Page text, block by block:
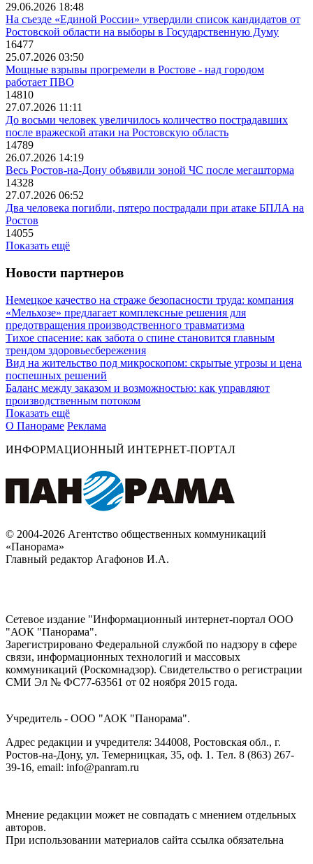
29.06.2026 18:48
На съезде «Единой России» утвердили список кандидатов от
Ростовской области на выборы в Государственную Думу
16477
25.07.2026 03:50
Мощные взрывы прогремели в Ростове - над городом
работает ПВО
14810
27.07.2026 11:11
До восьми человек увеличилось количество пострадавших
после вражеской атаки на Ростовскую область
14789
26.07.2026 14:19
Весь Ростов-на-Дону объявили зоной ЧС после мегашторма
14328
27.07.2026 06:52
Два человека погибли, пятеро пострадали при атаке БПЛА на
Ростов
14055
Показать ещё
Новости партнеров
Немецкое качество на страже безопасности труда: компания
«Мельхозе» предлагает комплексные решения для
предотвращения производственного травматизма
Тихое спасение: как забота о спине становится главным
трендом здоровьесбережения
Вид на жительство под микроскопом: скрытые угрозы и цена
поспешных решений
Баланс между заказом и возможностью: как управляют
производственным потоком
Показать ещё
О Панораме Реклама
ИНФОРМАЦИОННЫЙ ИНТЕРНЕТ-ПОРТАЛ
© 2004-2026 Агентство общественных коммуникаций
«Панорама»
Главный редактор Агафонов И.А.
Сетевое издание "Информационный интернет-портал ООО
"АОК "Панорама".
Зарегистрировано Федеральной службой по надзору в сфере
связи, информационных технологий и массовых
коммуникаций (Роскомнадзор). Cвидетельство о регистрации
СМИ Эл № ФС77-63561 от 02 ноября 2015 года.
Учредитель - ООО "АОК "Панорама".
Адрес редакции и учредителя: 344008, Ростовская обл., г.
Ростов-на-Дону, ул. Темерницкая, 35, оф. 1. Тел. 8 (863) 267-
39-16, email: info@panram.ru
Мнение редакции может не совпадать с мнением отдельных
авторов.
При использовании материалов сайта ссылка обязательна